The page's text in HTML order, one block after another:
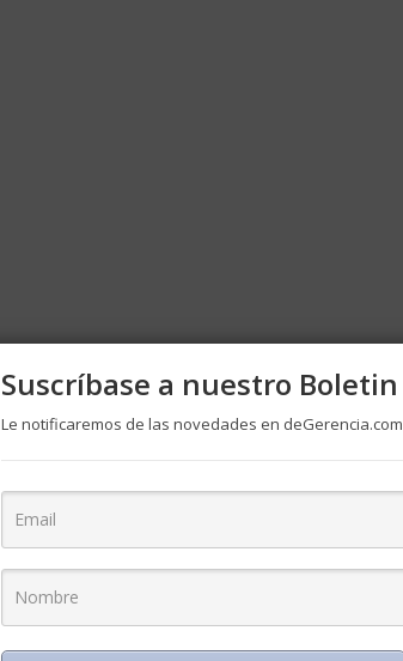
Suscríbase a nuestro Boletin
Le notificaremos de las novedades en deGerencia.com